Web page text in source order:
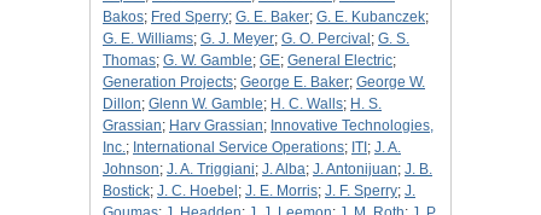
Bakos; Fred Sperry; G. E. Baker; G. E. Kubanczek;
G. E. Williams; G. J. Meyer; G. O. Percival ; G. S.
Thomas; G. W. Gamble; GE; General Electric;
Generation Projects; George E. Baker; George W.
Dillon; Glenn W. Gamble; H. C. Walls; H. S.
Grassian; Harv Grassian; Innovative Technologies,
Inc.; International Service Operations; ITI ; J. A.
Johnson; J. A. Triggiani; J. Alba; J. Antonijuan; J. B.
Bostick; J. C. Hoebel ; J. E. Morris; J. F. Sperry; J.